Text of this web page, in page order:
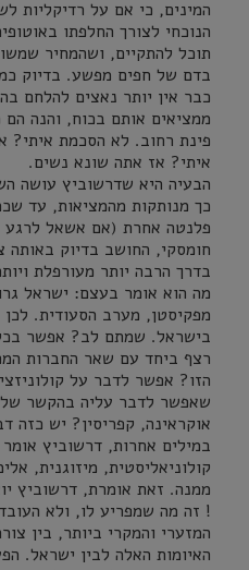
המינים, כי אם על רדיקליות
הנוכחי לצורך החלפתו
תוכל להתקיים, ושהמחיר
בדם של חפים מפשע. בדיוק
כבר אין יותר נאצים להלחם
ממציאים אותם בכוח, והנה
פינת רחוב. לא הסכמת
איתי? אז אתה שונא נשים.
הבעיה היא שדרשוביץ עושה
כך מנותקות מהמציאות, עד
פלנטה אחרת (אם אשאל לרגע
חומסקי, החושב בדיוק
בדרך הרבה יותר מעורפלת
מה הוא אומר בעצם: ישראל
מפקיסטן, מערב הסעודית.
בישראל. שמתם לב? אפשר
רצף ביחד עם שאר החברות
הזו? אפשר לדבר על
שאפשר לדבר עליה בהקשר של
אוקראינה, קפריסין? יש כזה
במילים אחרות, דרשוביץ
קולוניאליסטית, מיזוגנית,
ממנה. זאת אומרת, דרשוביץ
! זה מה שמפריע לו, ולא
המזערי והמקרי ביותר, בין
האיומות האלה לבין ישראל.